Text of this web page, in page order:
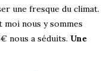
une fresque du climat.
nous y sommes
nous a séduits. Une